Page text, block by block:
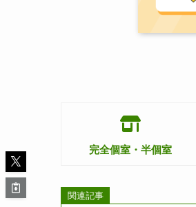
完全個室・半個室
関連記事